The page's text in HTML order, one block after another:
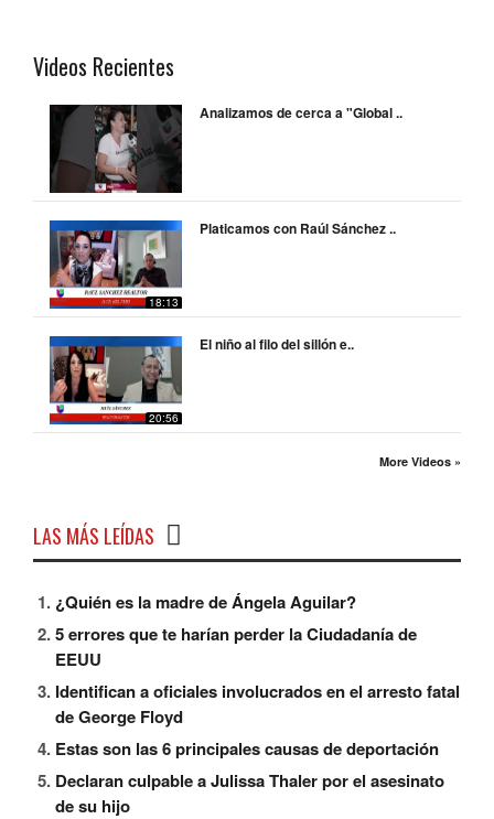
Videos Recientes
Analizamos de cerca a "Global ..
18:13
Platicamos con Raúl Sánchez ..
20:56
El niño al filo del sillón e..
More Videos »
LAS MÁS LEÍDAS
¿Quién es la madre de Ángela Aguilar?
5 errores que te harían perder la Ciudadanía de
EEUU
Identifican a oficiales involucrados en el arresto fatal
de George Floyd
Estas son las 6 principales causas de deportación
Declaran culpable a Julissa Thaler por el asesinato
de su hijo